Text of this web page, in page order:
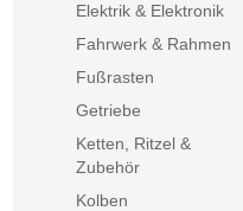
Elektrik & Elektronik
Fahrwerk & Rahmen
Fußrasten
Getriebe
Ketten, Ritzel &
Zubehör
Kolben